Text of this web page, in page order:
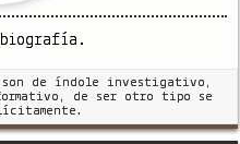
biografía.
de índole investigativo,
de ser otro tipo se